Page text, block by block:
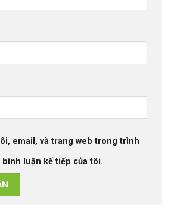
email, và trang web trong trình
luận kế tiếp của tôi.